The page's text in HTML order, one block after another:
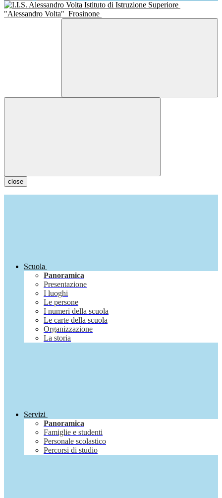
Istituto di Istruzione Superiore
"Alessandro Volta" Frosinone
close
Scuola
Panoramica
Presentazione
I luoghi
Le persone
I numeri della scuola
Le carte della scuola
Organizzazione
La storia
Servizi
Panoramica
Famiglie e studenti
Personale scolastico
Percorsi di studio